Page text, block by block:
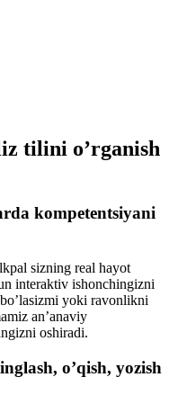
tilini o’rganish
kompetentsiyani
sizning real hayot
interaktiv ishonchingizni
yoki ravonlikni
an’anaviy
oshiradi.
o’qish, yozish